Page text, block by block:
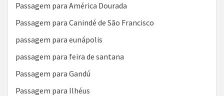
Passagem para América Dourada
Passagem para Canindé de São Francisco
passagem para eunápolis
passagem para feira de santana
Passagem para Gandú
Passagem para Ilhéus